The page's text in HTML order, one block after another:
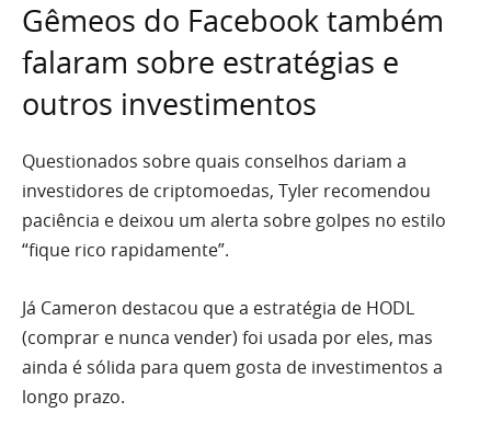
Gêmeos do Facebook também
falaram sobre estratégias e
outros investimentos
Questionados sobre quais conselhos dariam a
investidores de criptomoedas, Tyler recomendou
paciência e deixou um alerta sobre golpes no estilo
“fique rico rapidamente”.
Já Cameron destacou que a estratégia de HODL
(comprar e nunca vender) foi usada por eles, mas
ainda é sólida para quem gosta de investimentos a
longo prazo.